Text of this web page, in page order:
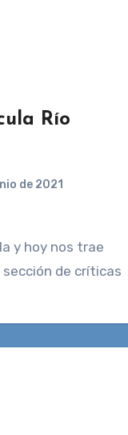
Río
de 2021
y hoy nos trae
de críticas